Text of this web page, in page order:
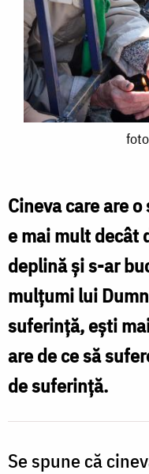
Cineva care are
e mai mult decât
deplină şi s-ar
mulţumi lui
suferinţă, eşti
are de ce să
de suferinţă.
Se spune că